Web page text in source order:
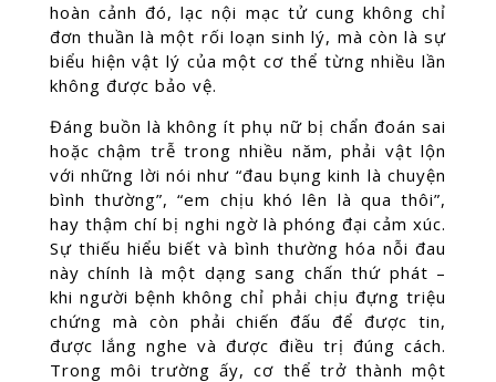
hoàn cảnh đó, lạc nội mạc tử cung không chỉ
đơn thuần là một rối loạn sinh lý, mà còn là sự
biểu hiện vật lý của một cơ thể từng nhiều lần
không được bảo vệ.
Đáng buồn là không ít phụ nữ bị chẩn đoán sai
hoặc chậm trễ trong nhiều năm, phải vật lộn
với những lời nói như “đau bụng kinh là chuyện
bình thường”, “em chịu khó lên là qua thôi”,
hay thậm chí bị nghi ngờ là phóng đại cảm xúc.
Sự thiếu hiểu biết và bình thường hóa nỗi đau
này chính là một dạng sang chấn thứ phát –
khi người bệnh không chỉ phải chịu đựng triệu
chứng mà còn phải chiến đấu để được tin,
được lắng nghe và được điều trị đúng cách.
Trong môi trường ấy, cơ thể trở thành một